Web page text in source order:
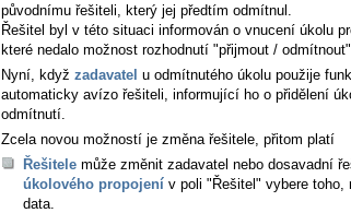
původnímu řešiteli, který jej předtím odmítnul.
Řešitel byl v této situaci informován o vnucení úkolu
které nedalo možnost rozhodnutí "přijmout / odmítnout"
Nyní, když zadavatel u odmítnutého úkolu použije
automaticky avízo řešiteli, informující ho o přidělení
odmítnutí.
Zcela novou možností je změna řešitele, přitom platí
Řešitele může změnit zadavatel nebo dosavadní
úkolového propojení v poli "Řešitel" vybere toho,
data.